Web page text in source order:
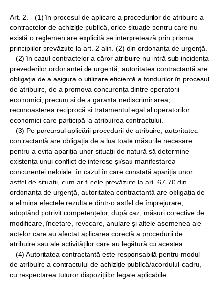
Art. 2. - (1) în procesul de aplicare a procedurilor de atribuire a
contractelor de achiziție publică, orice situație pentru care nu
există o reglementare explicită se interpretează prin prisma
principiilor prevăzute la art. 2 alin. (2) din ordonanța de urgență.
(2) în cazul contractelor a căror atribuire nu intră sub incidența
prevederilor ordonanței de urgență, autoritatea contractantă are
obligația de a asigura o utilizare eficientă a fondurilor în procesul
de atribuire, de a promova concurența dintre operatorii
economici, precum și de a garanta nediscriminarea,
recunoașterea reciprocă și tratamentul egal al operatorilor
economici care participă la atribuirea contractului.
(3) Pe parcursul aplicării procedurii de atribuire, autoritatea
contractantă are obligația de a lua toate măsurile necesare
pentru a evita apariția unor situații de natură să determine
existența unui conflict de interese și/sau manifestarea
concurenței neloiale. în cazul în care constată apariția unor
astfel de situații, cum ar fi cele prevăzute la art. 67-70 din
ordonanța de urgență, autoritatea contractantă are obligația de
a elimina efectele rezultate dintr-o astfel de împrejurare,
adoptând potrivit competențelor, după caz, măsuri corective de
modificare, încetare, revocare, anulare și altele asemenea ale
actelor care au afectat aplicarea corectă a procedurii de
atribuire sau ale activităților care au legătură cu acestea.
(4) Autoritatea contractantă este responsabilă pentru modul
de atribuire a contractului de achiziție publică/acordului-cadru,
cu respectarea tuturor dispozițiilor legale aplicabile.